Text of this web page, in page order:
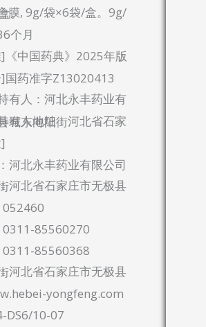
×10袋/盒。
个月
国药准字Z13020413
省石家庄市无极县城东向阳街
河北永丰药业有限公司
阳街
052460
0311-85560270
0311-85560368
阳街
yongfeng.com
DS6/10-07​